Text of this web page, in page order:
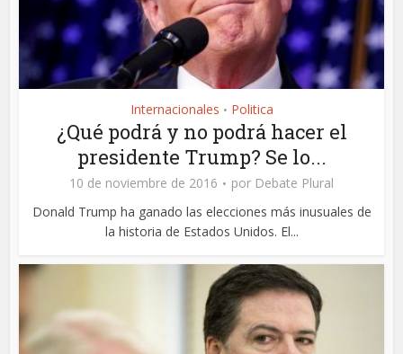
Internacionales • Politica
¿Qué podrá y no podrá hacer el
presidente Trump? Se lo...
10 de noviembre de 2016 por Debate Plural
Donald Trump ha ganado las elecciones más inusuales de
la historia de Estados Unidos. El...